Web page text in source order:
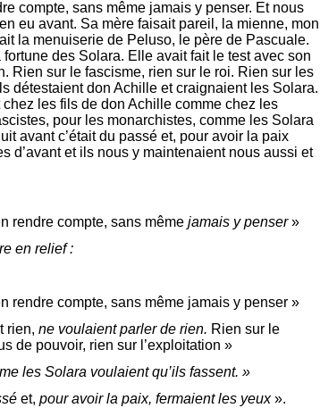
compte, sans même jamais y penser. Et nous
eu avant. Sa mère faisait pareil, la mienne, mon
la menuiserie de Peluso, le père de Pascuale.
des Solara. Elle avait fait le test avec son
Rien sur le fascisme, rien sur le roi. Rien sur les
détestaient don Achille et craignaient les Solara.
les fils de don Achille comme chez les
pour les monarchistes, comme les Solara
avant c’était du passé et, pour avoir la paix
d’avant et ils nous y maintenaient nous aussi et
rendre compte, sans même jamais y penser»
en relief :
rendre compte, sans même jamais y penser »
rien, ne voulaient parler de rien. Rien sur le
de pouvoir, rien sur l’exploitation »
les Solara voulaient qu’ils fassent. »
et, pour avoir la paix, fermaient les yeux».